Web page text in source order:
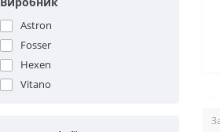
Astron
Fosser
Hexen
Vitano